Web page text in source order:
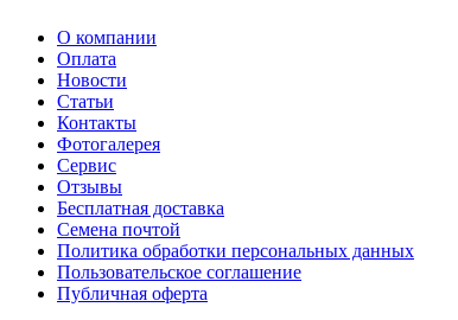
Тмин
Трава для чая
Туласи
Укроп
Фенхель пряный
Хризантема овощная
Цикорий пряный
Цикорий салатный (Витлуф)
Черемша
Шпинат
Щавель
Эндивий
Эстрагон
О компании
Оплата
Новости
Статьи
Контакты
Фотогалерея​
Сервис
Отзывы
Бесплатная доставка
Семена почтой
Политика обработки персональных данных
Пользовательское соглашение
Публичная оферта